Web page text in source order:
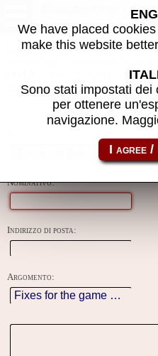
Contatta
Tramite questo form puoi inviare
: Nel caso di nuovi
forum
creato apposta per
Nominativo:
Indirizzo di posta:
Argomento:
We have placed
make this website
Sono stati impostati
per ottenere
navigazione.